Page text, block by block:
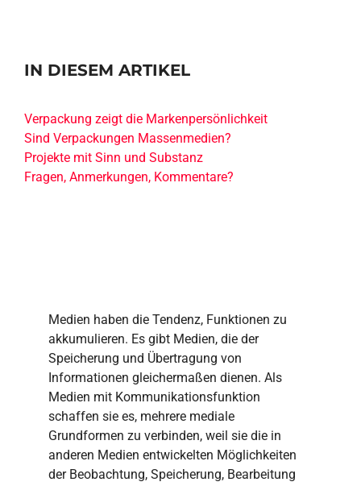
IN DIESEM ARTIKEL
Verpackung zeigt die Markenpersönlichkeit
Sind Verpackungen Massenmedien?
Projekte mit Sinn und Substanz
Fragen, Anmerkungen, Kommentare?
Medien haben die Tendenz, Funktionen zu
akkumulieren. Es gibt Medien, die der
Speicherung und Übertragung von
Informationen gleichermaßen dienen. Als
Medien mit Kommunikationsfunktion
schaffen sie es, mehrere mediale
Grundformen zu verbinden, weil sie die in
anderen Medien entwickelten Möglichkeiten
der Beobachtung, Speicherung, Bearbeitung